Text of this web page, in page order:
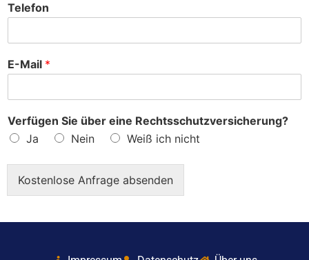
Telefon
E-Mail *
Verfügen Sie über eine Rechtsschutzversicherung?
Ja
Nein Weiß ich nicht
Kostenlose Anfrage absenden